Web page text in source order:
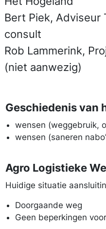
Bert Piek, Adviseur
consult
Rob Lammerink,
(niet aanwezig)
Geschiedenis van
wensen (weggebruik,
wensen (saneren
Agro Logistieke
Huidige situatie
Doorgaande weg
Geen beperkingen